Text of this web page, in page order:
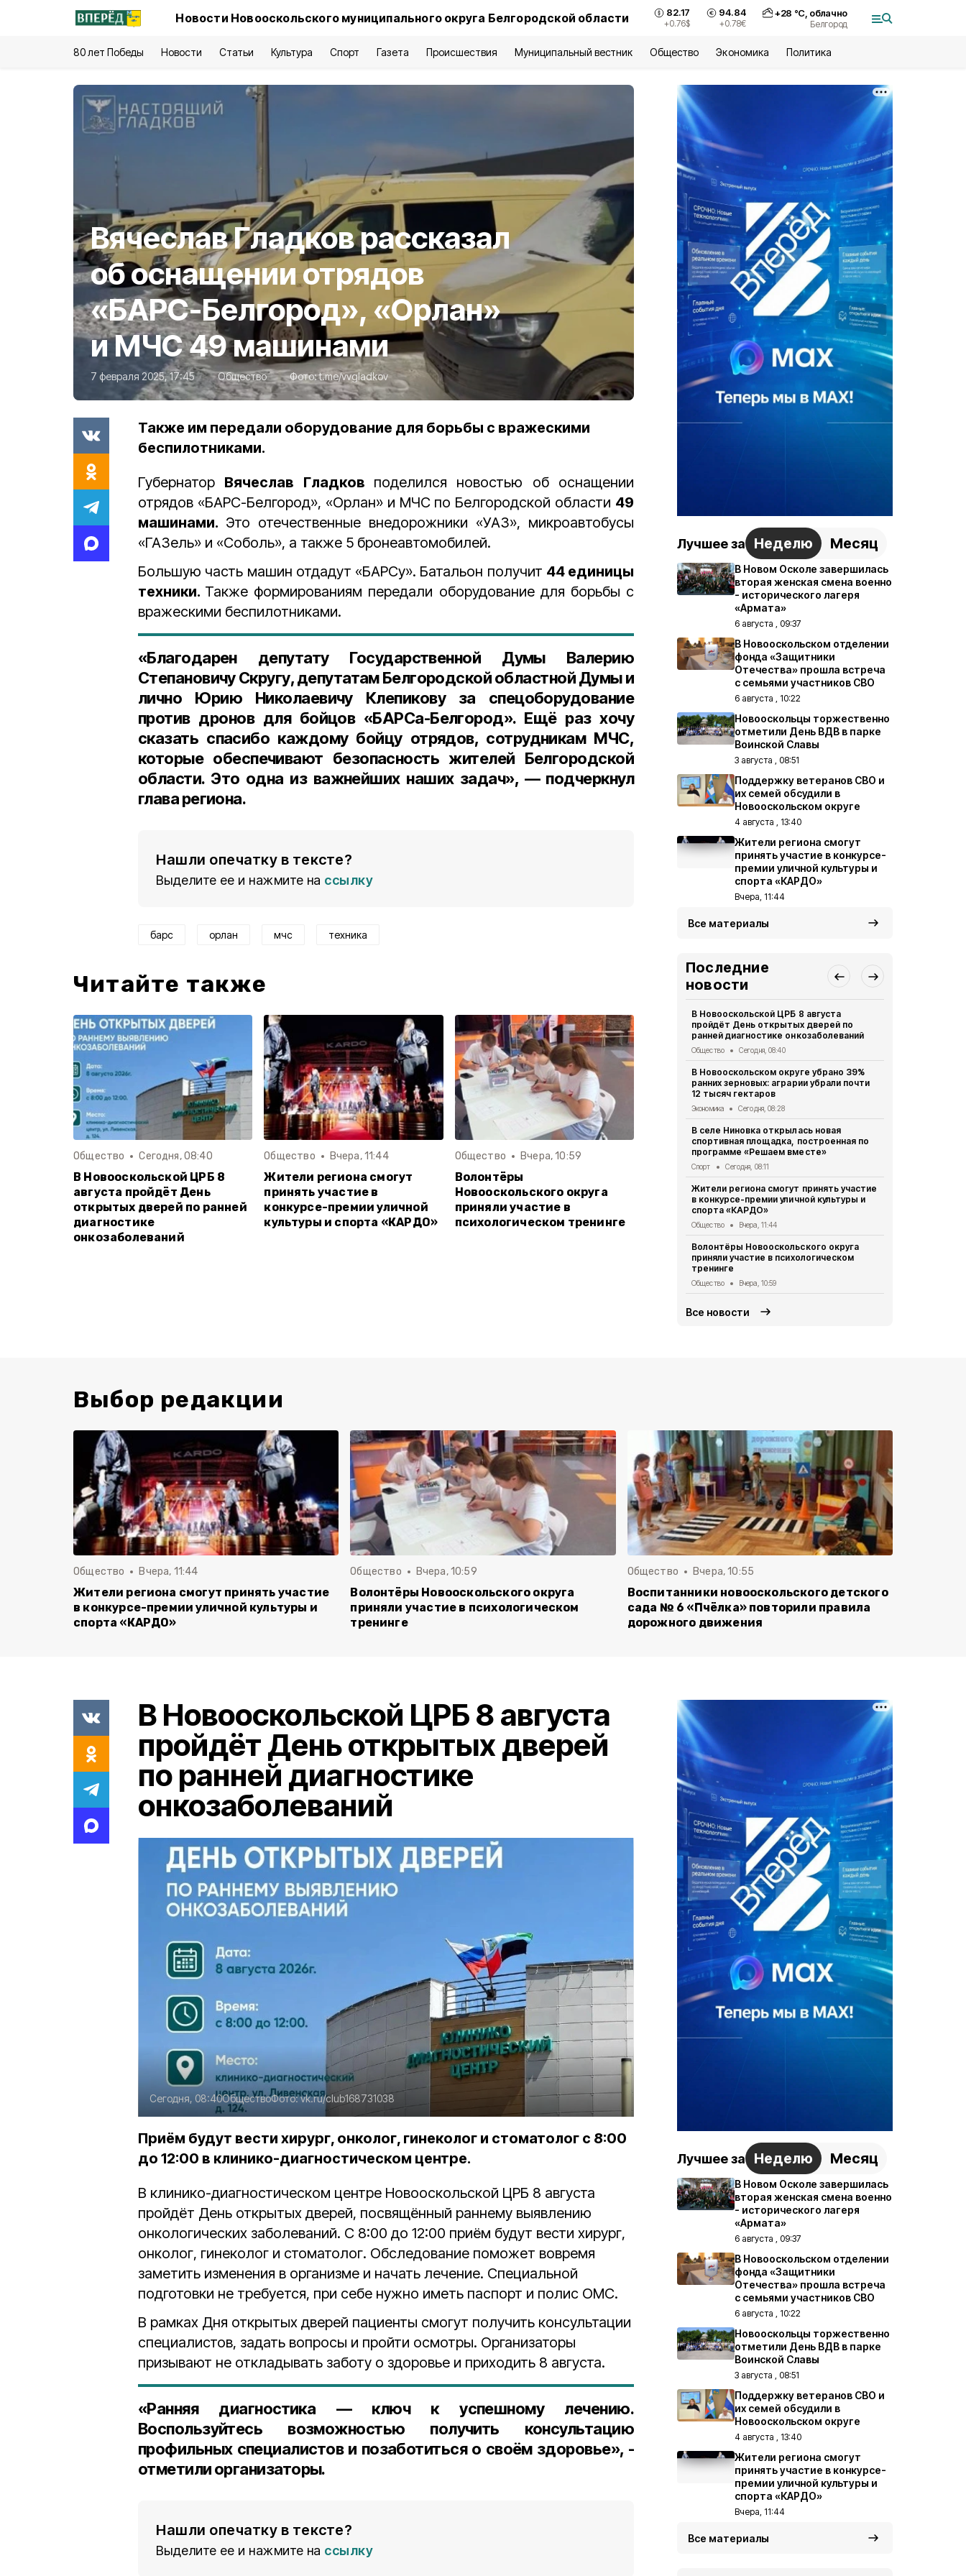
Новости Новооскольского муниципального округа Белгородской области 82.17
+0.76$
94.84
+0.78€
+28 °С, облачно
Белгород
80 лет Победы Новости Статьи Культура Спорт Газета Происшествия Муниципальный вестник Общество Экономика Политика
Вячеслав Гладков рассказал
об оснащении отрядов
«БАРС-Белгород», «Орлан»
и МЧС 49 машинами
7 февраля 2025, 17:45 Общество Фото:t.me/vvgladkov
Также им передали оборудование для борьбы с вражескими
беспилотниками.
Губернатор Вячеслав Гладков поделился новостью об оснащении
отрядов «БАРС-Белгород», «Орлан» и МЧС по Белгородской области 49
машинами. Это отечественные внедорожники «УАЗ», микроавтобусы
«ГАЗель» и «Соболь», а также 5 бронеавтомобилей.
Большую часть машин отдадут «БАРСу». Батальон получит 44 единицы
техники. Также формированиям передали оборудование для борьбы с
вражескими беспилотниками.
«Благодарен депутату Государственной Думы Валерию
Степановичу Скругу, депутатам Белгородской областной Думы и
лично Юрию Николаевичу Клепикову за спецоборудование
против дронов для бойцов «БАРСа-Белгород». Ещё раз хочу
сказать спасибо каждому бойцу отрядов, сотрудникам МЧС,
которые обеспечивают безопасность жителей Белгородской
области. Это одна из важнейших наших задач», — подчеркнул
глава региона.
Нашли опечатку в тексте?
Выделите ее и нажмите на ссылку
барс орлан мчс техника
Читайте также
Общество Сегодня, 08:40
В Новооскольской ЦРБ 8
августа пройдёт День
открытых дверей по ранней
диагностике
онкозаболеваний
Общество Вчера, 11:44
Жители региона смогут
принять участие в
конкурсе-премии уличной
культуры и спорта «КАРДО»
Общество Вчера, 10:59
Волонтёры
Новооскольского округа
приняли участие в
психологическом тренинге
Лучшее за Неделю Месяц
В Новом Осколе завершилась
вторая женская смена военно
- исторического лагеря
«Армата»
6 августа , 09:37
В Новооскольском отделении
фонда «Защитники
Отечества» прошла встреча
с семьями участников СВО
6 августа , 10:22
Новооскольцы торжественно
отметили День ВДВ в парке
Воинской Славы
3 августа , 08:51
Поддержку ветеранов СВО и
их семей обсудили в
Новооскольском округе
4 августа , 13:40
Жители региона смогут
принять участие в конкурсе-
премии уличной культуры и
спорта «КАРДО»
Вчера, 11:44
Все материалы
Последние
новости
В Новооскольской ЦРБ 8 августа
пройдёт День открытых дверей по
ранней диагностике онкозаболеваний
Общество Сегодня, 08:40
В Новооскольском округе убрано 39%
ранних зерновых: аграрии убрали почти
12 тысяч гектаров
Экономика Сегодня, 08:28
В селе Ниновка открылась новая
спортивная площадка, построенная по
программе «Решаем вместе»
Спорт Сегодня, 08:11
Жители региона смогут принять участие
в конкурсе-премии уличной культуры и
спорта «КАРДО»
Общество Вчера, 11:44
Волонтёры Новооскольского округа
приняли участие в психологическом
тренинге
Общество Вчера, 10:59
Все новости
Выбор редакции
Общество Вчера, 11:44
Жители региона смогут принять участие
в конкурсе-премии уличной культуры и
спорта «КАРДО»
Общество Вчера, 10:59
Волонтёры Новооскольского округа
приняли участие в психологическом
тренинге
Общество Вчера, 10:55
Воспитанники новооскольского детского
сада № 6 «Пчёлка» повторили правила
дорожного движения
В Новооскольской ЦРБ 8 августа
пройдёт День открытых дверей
по ранней диагностике
онкозаболеваний
Сегодня, 08:40ОбществоФото:vk.ru/club168731038
Приём будут вести хирург, онколог, гинеколог и стоматолог с 8:00
до 12:00 в клинико-диагностическом центре.
В клинико-диагностическом центре Новооскольской ЦРБ 8 августа
пройдёт День открытых дверей, посвящённый раннему выявлению
онкологических заболеваний. С 8:00 до 12:00 приём будут вести хирург,
онколог, гинеколог и стоматолог. Обследование поможет вовремя
заметить изменения в организме и начать лечение. Специальной
подготовки не требуется, при себе нужно иметь паспорт и полис ОМС.
В рамках Дня открытых дверей пациенты смогут получить консультации
специалистов, задать вопросы и пройти осмотры. Организаторы
призывают не откладывать заботу о здоровье и приходить 8 августа.
«Ранняя диагностика — ключ к успешному лечению.
Воспользуйтесь возможностью получить консультацию
профильных специалистов и позаботиться о своём здоровье», -
отметили организаторы.
Нашли опечатку в тексте?
Выделите ее и нажмите на ссылку
Лучшее за Неделю Месяц
В Новом Осколе завершилась
вторая женская смена военно
- исторического лагеря
«Армата»
6 августа , 09:37
В Новооскольском отделении
фонда «Защитники
Отечества» прошла встреча
с семьями участников СВО
6 августа , 10:22
Новооскольцы торжественно
отметили День ВДВ в парке
Воинской Славы
3 августа , 08:51
Поддержку ветеранов СВО и
их семей обсудили в
Новооскольском округе
4 августа , 13:40
Жители региона смогут
принять участие в конкурсе-
премии уличной культуры и
спорта «КАРДО»
Вчера, 11:44
Все материалы